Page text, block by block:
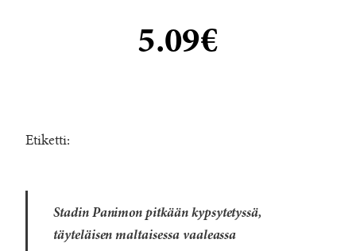
5.09€
Etiketti:
Stadin Panimon pitkään kypsytetyssä,
täyteläisen maltaisessa vaaleassa